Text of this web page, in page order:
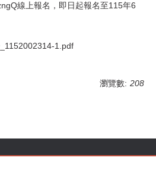
線上報名，即日起報名至115年6
1.pdf
瀏覽數: 208